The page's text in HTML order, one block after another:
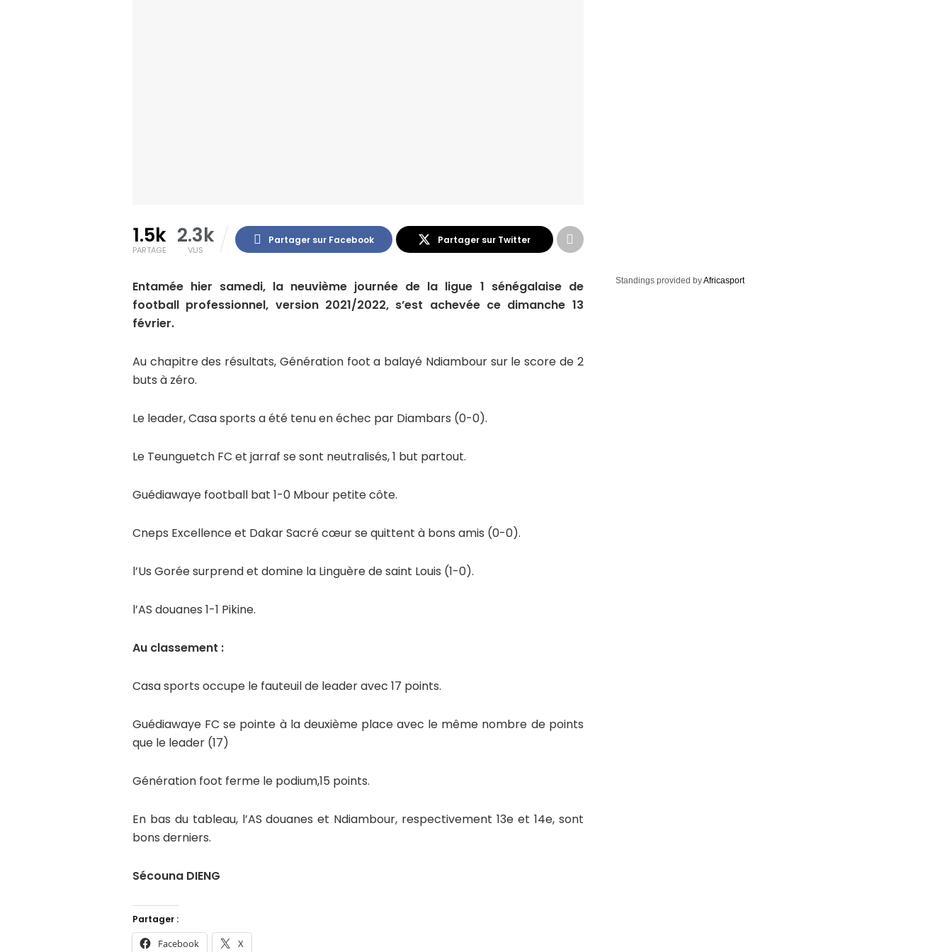
1.5k
PARTAGE
2.3k
VUS
Partager sur Facebook Partager sur Twitter
Entamée hier samedi, la neuvième journée de la ligue 1 sénégalaise de
football professionnel, version 2021/2022, s’est achevée ce dimanche 13
février.
Au chapitre des résultats, Génération foot a balayé Ndiambour sur le score de 2
buts à zéro.
Le leader, Casa sports a été tenu en échec par Diambars (0-0).
Le Teunguetch FC et jarraf se sont neutralisés, 1 but partout.
Guédiawaye football bat 1-0 Mbour petite côte.
Cneps Excellence et Dakar Sacré cœur se quittent à bons amis (0-0).
l’Us Gorée surprend et domine la Linguère de saint Louis (1-0).
l’AS douanes 1-1 Pikine.
Au classement :
Casa sports occupe le fauteuil de leader avec 17 points.
Guédiawaye FC se pointe à la deuxième place avec le même nombre de points
que le leader (17)
Génération foot ferme le podium,15 points.
En bas du tableau, l’AS douanes et Ndiambour, respectivement 13e et 14e, sont
bons derniers.
Sécouna DIENG
Partager :
Facebook X
Standings provided byAfricasport